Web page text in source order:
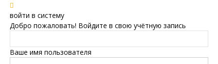
войти в систему
Добро пожаловать! Войдите в свою учётную запись
Ваше имя пользователя